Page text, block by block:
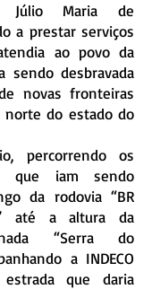
Júlio Maria de
a prestar serviços
ao povo da
sendo desbravada
novas fronteiras
norte do estado do
percorrendo os
que iam sendo
da rodovia “BR
até a altura da
“Serra do
a INDECO
que daria